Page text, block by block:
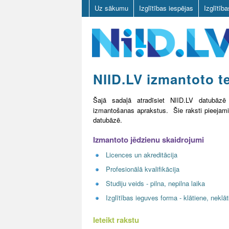
Uz sākumu Izglītības iespējas
NIID.LV izmantoto
Šajā sadaļā atradīsiet NIID.LV
izmantošanas aprakstus. Šie raksti
datubāzē.
Izmantoto jēdzienu skaidrojumi
Licences un akreditācija
Profesionālā kvalifikācija
Studiju veids - pilna, nepilna laika
Izglītības ieguves forma - klātiene,
Ieteikt rakstu